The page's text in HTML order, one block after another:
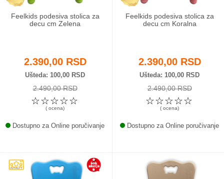
Feelkids podesiva stolica za
decu cm Zelena
2.390,00 RSD
Ušteda 100,00 RSD
2.490,00 RSD
☆
☆
☆
☆
☆
( ocena)
Dostupno za Online poručivanje
Feelkids podesiva stolica za
decu cm Koralna
2.390,00 RSD
Ušteda 100,00 RSD
2.490,00 RSD
☆
☆
☆
☆
☆
( ocena)
Dostupno za Online poručivanje